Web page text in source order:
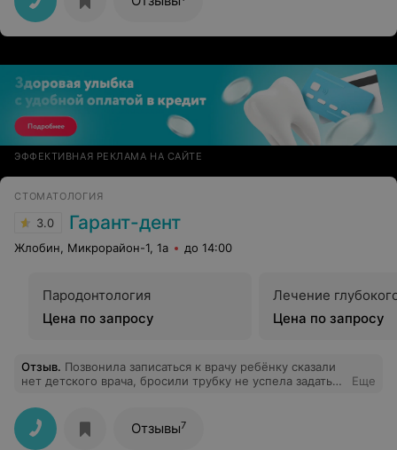
ЭФФЕКТИВНАЯ РЕКЛАМА НА САЙТЕ
СТОМАТОЛОГИЯ
3.0 Гарант-дент
Жлобин, Микрорайон-1, 1а до 14:00
Пародонтология
Цена по запросу
Лечение
Цена по запросу
Отзыв. Позвонила записаться к врачу ребёнку сказали
нет детского врача, бросили трубку не успела задать
Еще
Отзывы7